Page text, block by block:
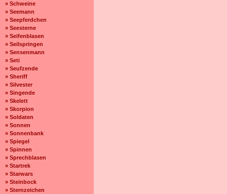
» Schweine
» Seemann
» Seepferdchen
» Seesterne
» Seifenblasen
» Seilspringen
» Sensenmann
» Seti
» Seufzende
» Sheriff
» Silvester
» Singende
» Skelett
» Skorpion
» Soldaten
» Sonnen
» Sonnenbank
» Spiegel
» Spinnen
» Sprechblasen
» Startrek
» Starwars
» Steinbock
» Sternzeichen